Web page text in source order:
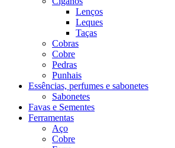
Lenços
Leques
Taças
Cobras
Cobre
Pedras
Punhais
Essências, perfumes e sabonetes
Sabonetes
Favas e Sementes
Ferramentas
Aço
Cobre